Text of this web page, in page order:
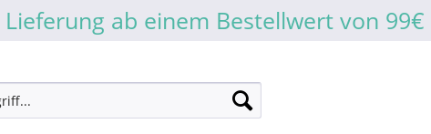
ab einem Bestellwert von 99€